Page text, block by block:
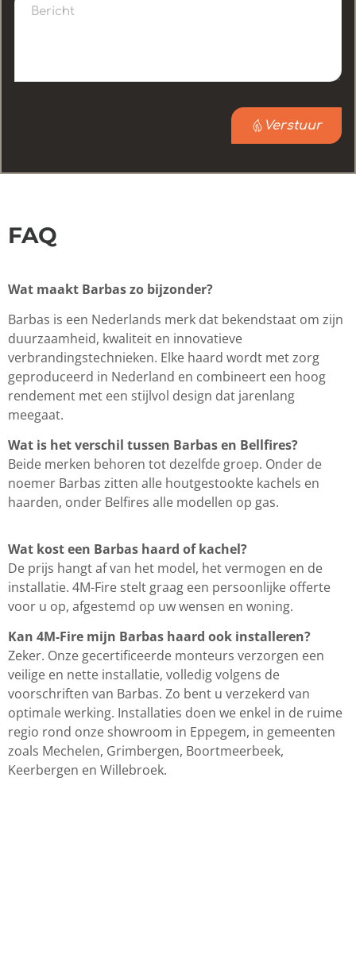
Verstuur
FAQ
Wat maakt Barbas zo bijzonder?
Barbas is een Nederlands merk dat bekendstaat om zijn
duurzaamheid, kwaliteit en innovatieve
verbrandingstechnieken. Elke haard wordt met zorg
geproduceerd in Nederland en combineert een hoog
rendement met een stijlvol design dat jarenlang
meegaat.
Wat is het verschil tussen Barbas en Bellfires?
Beide merken behoren tot dezelfde groep. Onder de
noemer Barbas zitten alle houtgestookte kachels en
haarden, onder Belfires alle modellen op gas.
Wat kost een Barbas haard of kachel?
De prijs hangt af van het model, het vermogen en de
installatie. 4M-Fire stelt graag een persoonlijke offerte
voor u op, afgestemd op uw wensen en woning.
Kan 4M-Fire mijn Barbas haard ook installeren?
Zeker. Onze gecertificeerde monteurs verzorgen een
veilige en nette installatie, volledig volgens de
voorschriften van Barbas. Zo bent u verzekerd van
optimale werking. Installaties doen we enkel in de ruime
regio rond onze showroom in Eppegem, in gemeenten
zoals Mechelen, Grimbergen, Boortmeerbeek,
Keerbergen en Willebroek.